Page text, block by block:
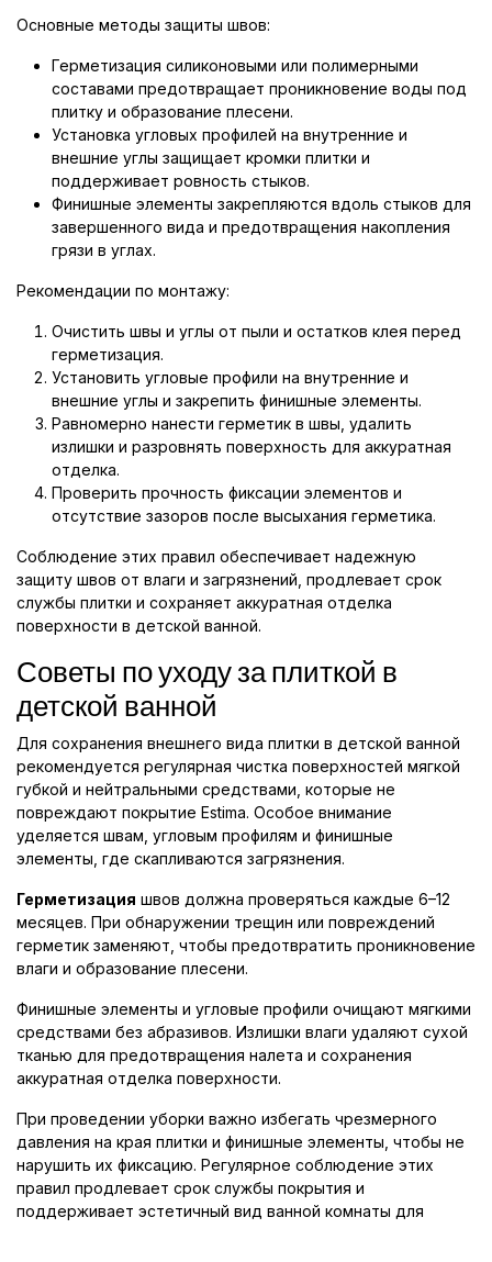
Основные методы защиты швов:
Герметизация силиконовыми или полимерными
составами предотвращает проникновение воды под
плитку и образование плесени.
Установка угловых профилей на внутренние и
внешние углы защищает кромки плитки и
поддерживает ровность стыков.
Финишные элементы закрепляются вдоль стыков для
завершенного вида и предотвращения накопления
грязи в углах.
Рекомендации по монтажу:
Очистить швы и углы от пыли и остатков клея перед
герметизация.
Установить угловые профили на внутренние и
внешние углы и закрепить финишные элементы.
Равномерно нанести герметик в швы, удалить
излишки и разровнять поверхность для аккуратная
отделка.
Проверить прочность фиксации элементов и
отсутствие зазоров после высыхания герметика.
Соблюдение этих правил обеспечивает надежную
защиту швов от влаги и загрязнений, продлевает срок
службы плитки и сохраняет аккуратная отделка
поверхности в детской ванной.
Советы по уходу за плиткой в
детской ванной
Для сохранения внешнего вида плитки в детской ванной
рекомендуется регулярная чистка поверхностей мягкой
губкой и нейтральными средствами, которые не
повреждают покрытие Estima. Особое внимание
уделяется швам, угловым профилям и финишные
элементы, где скапливаются загрязнения.
Герметизация швов должна проверяться каждые 6–12
месяцев. При обнаружении трещин или повреждений
герметик заменяют, чтобы предотвратить проникновение
влаги и образование плесени.
Финишные элементы и угловые профили очищают мягкими
средствами без абразивов. Излишки влаги удаляют сухой
тканью для предотвращения налета и сохранения
аккуратная отделка поверхности.
При проведении уборки важно избегать чрезмерного
давления на края плитки и финишные элементы, чтобы не
нарушить их фиксацию. Регулярное соблюдение этих
правил продлевает срок службы покрытия и
поддерживает эстетичный вид ванной комнаты для